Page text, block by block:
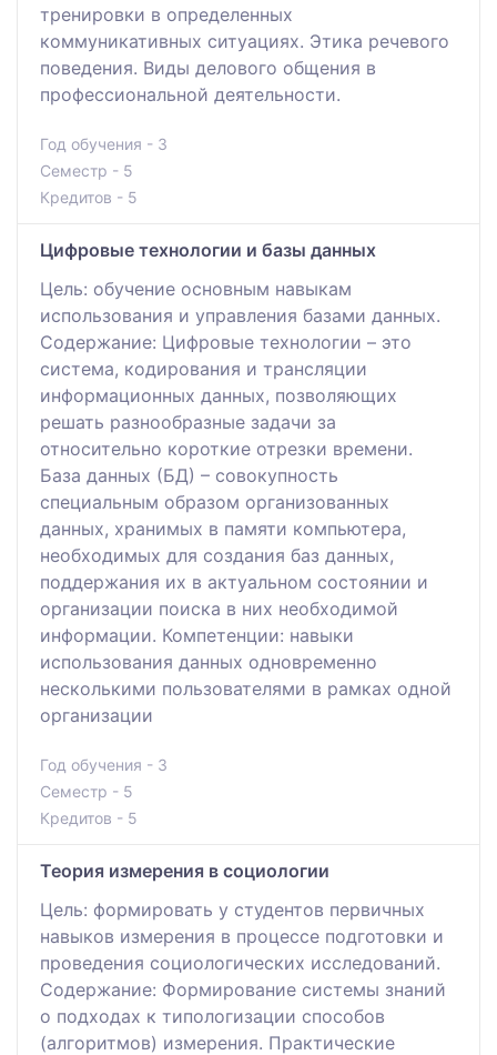
тренировки в определенных
коммуникативных ситуациях. Этика речевого
поведения. Виды делового общения в
профессиональной деятельности.
Год обучения - 3
Семестр - 5
Кредитов - 5
Цифровые технологии и базы данных
Цель: обучение основным навыкам
использования и управления базами данных.
Содержание: Цифровые технологии – это
система, кодирования и трансляции
информационных данных, позволяющих
решать разнообразные задачи за
относительно короткие отрезки времени.
База данных (БД) – совокупность
специальным образом организованных
данных, хранимых в памяти компьютера,
необходимых для создания баз данных,
поддержания их в актуальном состоянии и
организации поиска в них необходимой
информации. Компетенции: навыки
использования данных одновременно
несколькими пользователями в рамках одной
организации
Год обучения - 3
Семестр - 5
Кредитов - 5
Теория измерения в социологии
Цель: формировать у студентов первичных
навыков измерения в процессе подготовки и
проведения социологических исследований.
Содержание: Формирование системы знаний
о подходах к типологизации способов
(алгоритмов) измерения. Практические